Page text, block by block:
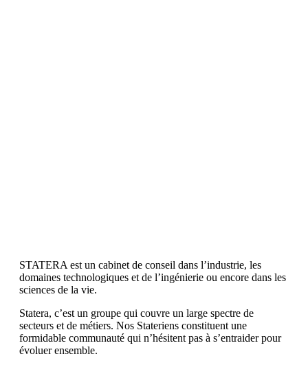
STATERA est un cabinet de conseil dans l’industrie, les
domaines technologiques et de l’ingénierie ou encore dans les
sciences de la vie.
Statera, c’est un groupe qui couvre un large spectre de
secteurs et de métiers. Nos Stateriens constituent une
formidable communauté qui n’hésitent pas à s’entraider pour
évoluer ensemble.